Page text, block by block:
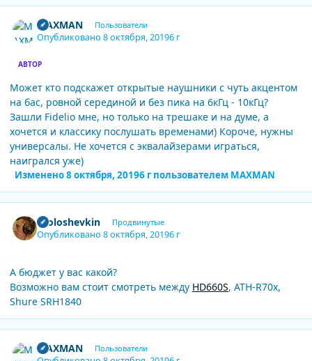
MAXMAN Пользователи
Опубликовано8 октября, 20196 г
АВТОР
Может кто подскажет открытые наушники с чуть акцентом
на бас, ровной серединой и без пика на 6кГц - 10кГц?
Зашли Fidelio мне, но только на трешаке и на думе, а
хочется и классику послушать временами) Короче, нужны
универсалы. Не хочется с эквалайзерами играться,
наигрался уже)
Изменено8 октября, 20196 гпользователем MAXMAN
Ololoshevkin Продвинутые
Опубликовано8 октября, 20196 г
А бюджет у вас какой?
Возможно вам стоит смотреть между HD660S, ATH-R70x,
Shure SRH1840
MAXMAN Пользователи